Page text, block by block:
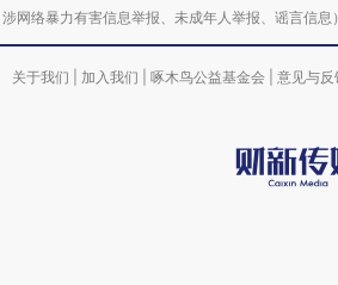
涉网络暴力有害信息举报、未成年人举报、谣言
关于我们 加入我们 啄木鸟公益基金会 意见与反